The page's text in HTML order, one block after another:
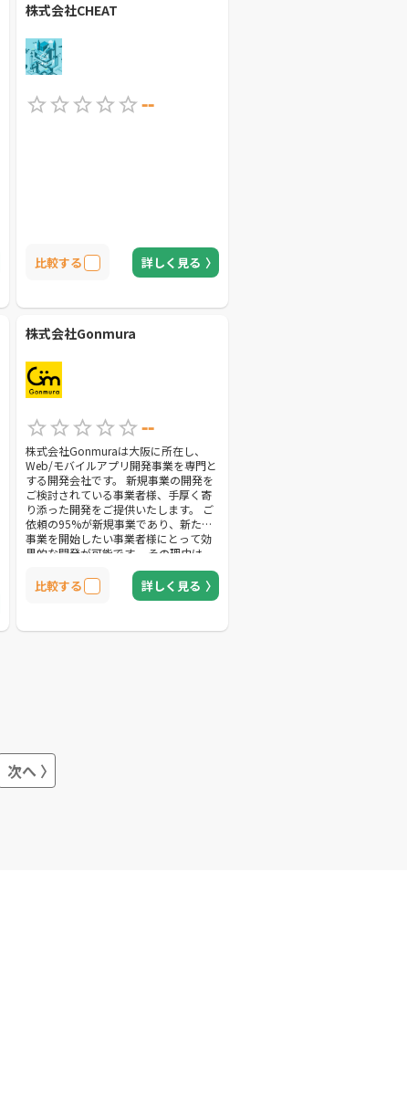
株式会社CHEAT
--
比較する 詳しく見る
株式会社Gonmura
--
株式会社Gonmuraは大阪に所在し、
Web/モバイルアプリ開発事業を専門と
する開発会社です。 新規事業の開発を
ご検討されている事業者様、手厚く寄
り添った開発をご提供いたします。 ご
依頼の95%が新規事業であり、新たに
事業を開始したい事業者様にとって効
果的な開発が可能です。 その理由は、
弊社が受託開発だけでなく、自社アプ
リも開発・運用しているためそのノウ
ハウを設計・デザイン・開発に活用で
様にご好評をいただいております。
比較する 詳しく見る
次へ